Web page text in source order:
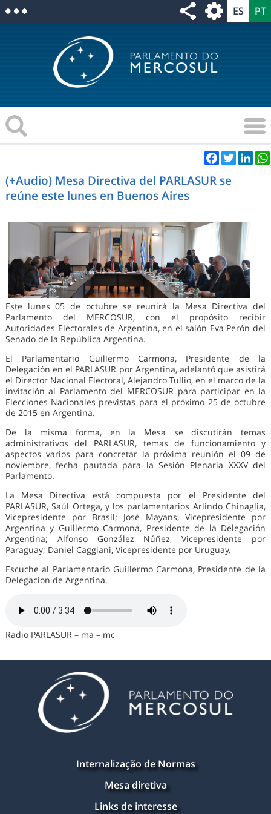
Facebook
Twitter
(+Audio) Mesa Directiva del PARLASUR se
reúne este lunes en Buenos Aires
Este lunes 05 de octubre se reunirá la Mesa Directiva del
Parlamento del MERCOSUR, con el propósito recibir
Autoridades Electorales de Argentina, en el salón Eva Perón del
Senado de la República Argentina.
El Parlamentario Guillermo Carmona, Presidente de la
Delegación en el PARLASUR por Argentina, adelantó que asistirá
el Director Nacional Electoral, Alejandro Tullio, en el marco de la
invitación al Parlamento del MERCOSUR para participar en la
Elecciones Nacionales previstas para el próximo 25 de octubre
de 2015 en Argentina.
De la misma forma, en la Mesa se discutirán temas
administrativos del PARLASUR, temas de funcionamiento y
aspectos varios para concretar la próxima reunión el 09 de
noviembre, fecha pautada para la Sesión Plenaria XXXV del
Parlamento.
La Mesa Directiva está compuesta por el Presidente del
PARLASUR, Saúl Ortega, y los parlamentarios Arlindo Chinaglia,
Vicepresidente por Brasil; Josè Mayans, Vicepresidente por
Argentina y Guillermo Carmona, Presidente de la Delegación
Argentina; Alfonso González Núñez, Vicepresidente por
Paraguay; Daniel Caggiani, Vicepresidente por Uruguay.
Escuche al Parlamentario Guillermo Carmona, Presidente de la
Delegacion de Argentina.
Radio PARLASUR – ma – mc
Internalização de Normas
Mesa diretiva
Links de interesse